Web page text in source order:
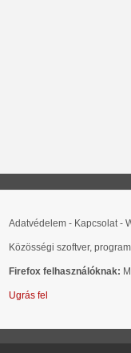
Adatvédelem - Kapcsolat -
Közösségi szoftver,
Firefox felhasználóknak:
Ugrás fel